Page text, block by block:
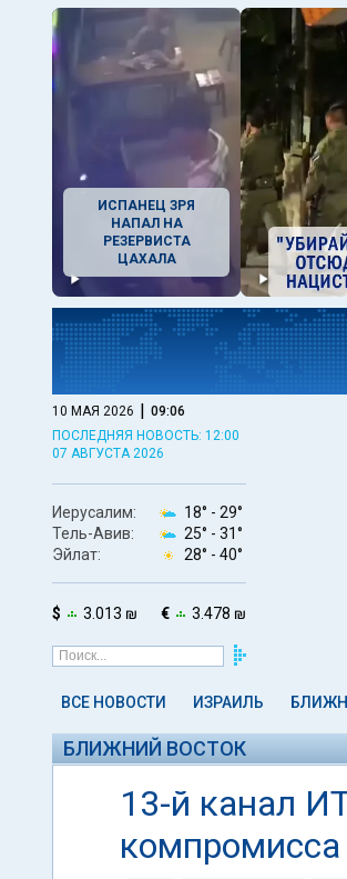
ИСПАНЕЦ ЗРЯ
НАПАЛ НА
РЕЗЕРВИСТА
ЦАХАЛА
10 МАЯ 2026 | 09:06
ПОСЛЕДНЯЯ НОВОСТЬ: 12:00
07 АВГУСТА 2026
Иерусалим: 18° - 29°
Тель-Авив:
25° - 31°
Эйлат:
28° - 40°
$ 3.013 ₪ € 3.478 ₪
ВСЕ НОВОСТИ ИЗРАИЛЬ
БЛИЖНИЙ ВОСТОК
13-й канал